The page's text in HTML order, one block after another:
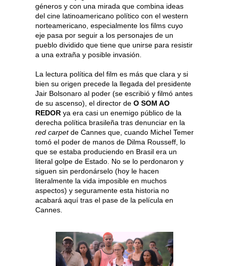
géneros y con una mirada que combina ideas
del cine latinoamericano político con el western
norteamericano, especialmente los films cuyo
eje pasa por seguir a los personajes de un
pueblo dividido que tiene que unirse para resistir
a una extraña y posible invasión.
La lectura política del film es más que clara y si
bien su origen precede la llegada del presidente
Jair Bolsonaro al poder (se escribió y filmó antes
de su ascenso), el director de O SOM AO
REDOR ya era casi un enemigo público de la
derecha política brasileña tras denunciar en la
red carpetde Cannes que, cuando Michel Temer
tomó el poder de manos de Dilma Rousseff, lo
que se estaba produciendo en Brasil era un
literal golpe de Estado. No se lo perdonaron y
siguen sin perdonárselo (hoy le hacen
literalmente la vida imposible en muchos
aspectos) y seguramente esta historia no
acabará aquí tras el pase de la película en
Cannes.